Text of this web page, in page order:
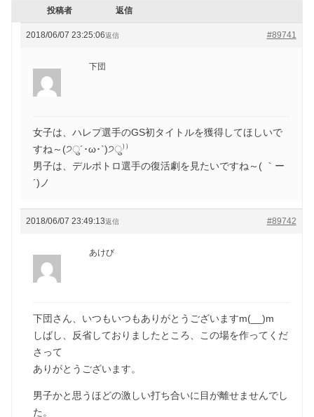
投稿者 返信
2018/06/07 23:25:06 #89741
返信
下団
女子は、ハレプ選手のGS初タイトルを獲得してほしいで
すね～(੭ु´･ω･`)੭ु⁾⁾
男子は、デルポトロ選手の復活劇を見たいですね～( ｀ー
´)ノ
2018/06/07 23:49:13 #89742
返信
あけび
下団さん、いつもいつもありがとうございますm(__)m
しばし、反省しておりましたところ、この場を作ってくだ
さって
ありがとうございます。
男子かと思うほどの激しい打ち合いに目が離せませんでし
た。